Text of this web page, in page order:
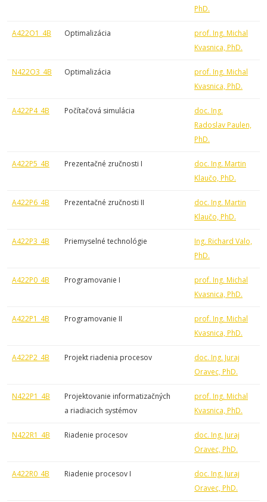
PhD.
A422O1_4B Optimalizácia
prof. Ing. Michal
Kvasnica, PhD.
N422O3_4B Optimalizácia
prof. Ing. Michal
Kvasnica, PhD.
A422P4_4B Počítačová simulácia
doc. Ing.
Radoslav Paulen,
PhD.
A422P5_4B Prezentačné zručnosti I
doc. Ing. Martin
Klaučo, PhD.
A422P6_4B Prezentačné zručnosti II
doc. Ing. Martin
Klaučo, PhD.
A422P3_4B Priemyselné technológie
Ing. Richard Valo,
PhD.
A422P0_4B Programovanie I
prof. Ing. Michal
Kvasnica, PhD.
A422P1_4B Programovanie II
prof. Ing. Michal
Kvasnica, PhD.
A422P2_4B Projekt riadenia procesov
doc. Ing. Juraj
Oravec, PhD.
N422P1_4B
Projektovanie informatizačných
a riadiacich systémov
prof. Ing. Michal
Kvasnica, PhD.
N422R1_4B Riadenie procesov
doc. Ing. Juraj
Oravec, PhD.
A422R0_4B Riadenie procesov I
doc. Ing. Juraj
Oravec, PhD.